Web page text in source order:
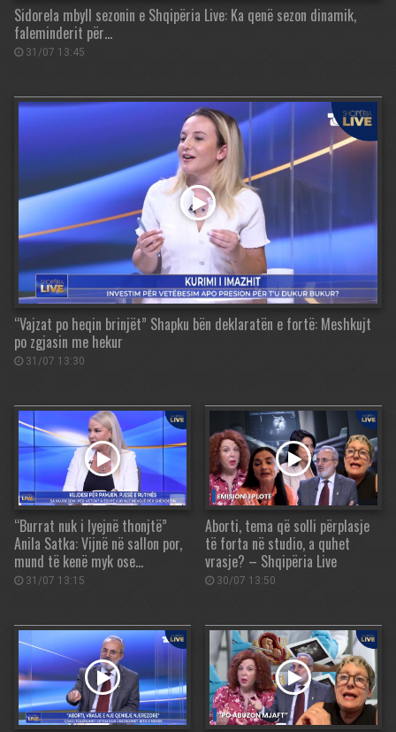
Sidorela mbyll sezonin e Shqipëria Live: Ka qenë sezon dinamik,
faleminderit për…
31/07 13:45
“Vajzat po heqin brinjët” Shapku bën deklaratën e fortë: Meshkujt
po zgjasin me hekur
31/07 13:30
“Burrat nuk i lyejnë thonjtë”
Anila Satka: Vijnë në sallon por,
mund të kenë myk ose…
31/07 13:15
Aborti, tema që solli përplasje
të forta në studio, a quhet
vrasje? – Shqipëria Live
30/07 13:50